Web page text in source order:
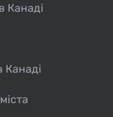
Канаді